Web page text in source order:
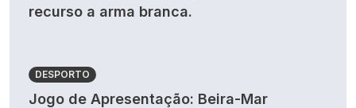
recurso a arma branca.
DESPORTO
Jogo de Apresentação: Beira-Mar